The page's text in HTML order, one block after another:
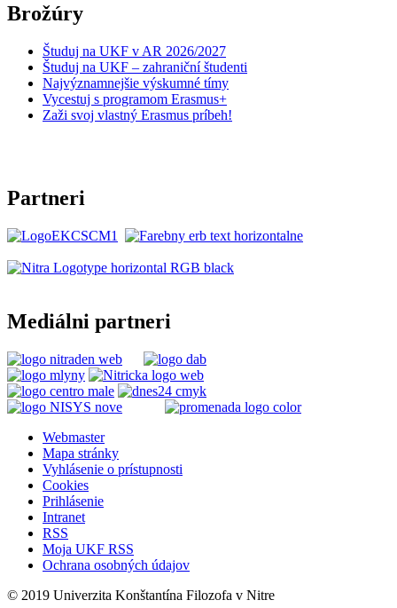
Brožúry
Študuj na UKF v AR 2026/2027
Študuj na UKF – zahraniční študenti
Najvýznamnejšie výskumné tímy
Vycestuj s programom Erasmus+
Zaži svoj vlastný Erasmus príbeh!
Partneri
Mediálni partneri
Webmaster
Mapa stránky
Vyhlásenie o prístupnosti
Cookies
Prihlásenie
Intranet
RSS
Moja UKF RSS
Ochrana osobných údajov
© 2019 Univerzita Konštantína Filozofa v Nitre